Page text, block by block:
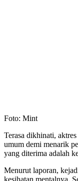
Foto: Mint
Terasa dikhinati,
umum demi menarik
yang diterima adalah
Menurut laporan,
kesihatan mentalnya.